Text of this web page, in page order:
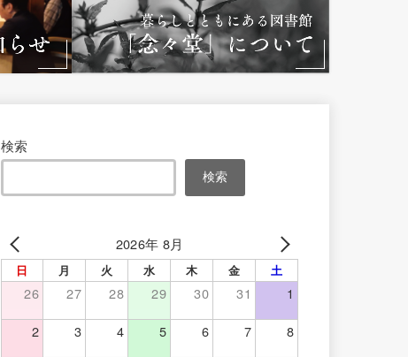
検索
検索
2026年 8月
日 月 火 水 木 金 土
26 27 28 29 30 31 1
2 3 4 5 6 7 8